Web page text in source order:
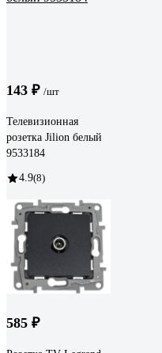
143 ₽ /шт
Телевизионная
розетка Jilion белый
9533184
4.9(8)
585 ₽